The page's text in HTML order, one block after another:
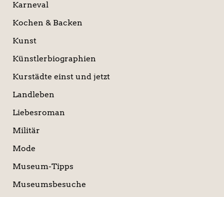
Karneval
Kochen & Backen
Kunst
Künstlerbiographien
Kurstädte einst und jetzt
Landleben
Liebesroman
Militär
Mode
Museum-Tipps
Museumsbesuche